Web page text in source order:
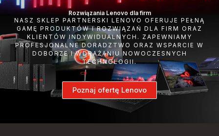
Rozwiązania Lenovo dla firm
NASZ SKLEP PARTNERSKI LENOVO OFERUJE PEŁNĄ
GAMĘ PRODUKTÓW I ROZWIĄZAŃ DLA FIRM ORAZ
KLIENTÓW INDYWIDUALNYCH. ZAPEWNIAMY
PROFESJONALNE DORADZTWO ORAZ WSPARCIE W
DOBORZE I WDRAŻANIU NOWOCZESNYCH
TECHNOLOGII.
Poznaj ofertę Lenovo